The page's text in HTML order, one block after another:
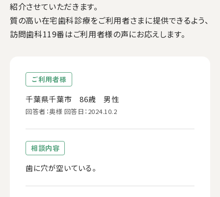
紹介させていただきます。
質の高い在宅歯科診療をご利用者さまに提供できるよう、
訪問歯科119番はご利用者様の声にお応えします。
ご利用者様
千葉県千葉市 86歳 男性
回答者：奥様 回答日：2024.10.2
相談内容
歯に穴が空いている。